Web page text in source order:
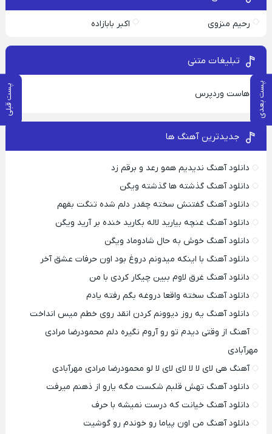
پست بعدی پست قبلی
رحیم منزوی اکبر بابازاده
تبلیغات متنی
هاست وردپرس
جدیدترین آهنگ ها
دانلود آهنگ ندیدیم همو رعد و برقم زد
دانلود آهنگ گذشته ها گذشته ویگن
دانلود آهنگ گفتنش سخته چقدر دلم شده تنگت بفهم
دانلود آهنگ غنچه بیارید لاله بکارید خنده بر آرید ویگن
دانلود آهنگ خوش به حال شادوماد ویگن
دانلود آهنگ با اینکه میدونم دروغ بود اون حرفات عشق آخر
دانلود آهنگ غرق لاوم ببین چیکار کردی با من
دانلود آهنگ سخته واقعا دروغه بگم رفته یادم
دانلود آهنگ یه روز دیوونم کردن انقد روی خطم میس انداخت
آهنگ از وقتی دیدم تو رو آروم نگیره دلم محمودرضا مرادی
مهرآبادی
آهنگ هی لای لا لا لای لای لا لو محمودرضا مرادی مهرآبادی
دانلود آهنگ تهش قلبم شکست مگه یارو از ذهنم میرفت
دانلود آهنگ خیانت که درست نمیشه با حرف
دانلود آهنگ من اون پیاما رو خوندم رو گوشیت